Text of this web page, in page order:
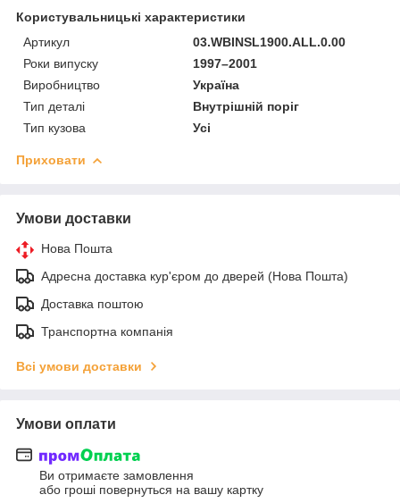
Користувальницькі характеристики
Артикул
03.WBINSL1900.ALL.0.00
Роки випуску
1997–2001
Виробництво
Україна
Тип деталі
Внутрішній поріг
Тип кузова
Усі
Приховати
Умови доставки
Нова Пошта
Адресна доставка кур'єром до дверей (Нова Пошта)
Доставка поштою
Транспортна компанія
Всі умови доставки
Умови оплати
Ви отримаєте замовлення
або гроші повернуться на вашу картку